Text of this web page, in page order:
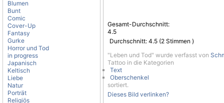
Blumen
Bunt
Comic
Cover-Up
Fantasy
Gurke
Horror und Tod
in progress
Japanisch
Keltisch
Liebe
Natur
Porträt
Religiös
Gesamt-Durchschnitt:
4.5
Durchschnitt: 4.5 (2 Stimmen )
"Leben und Tod" wurde verfasst von
Tattoo in die Kategorien
Text
Oberschenkel
sortiert.
Dieses Bild verlinken?